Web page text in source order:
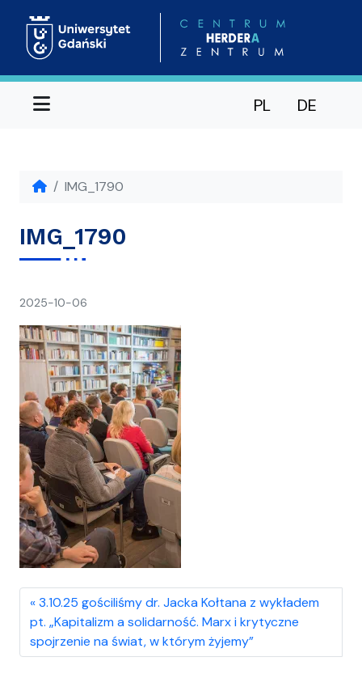
Menu PL DE
IMG_1790
IMG_1790
2025-10-06
3.10.25 gościliśmy dr. Jacka Kołtana z wykładem
pt. „Kapitalizm a solidarność. Marx i krytyczne
spojrzenie na świat, w którym żyjemy”